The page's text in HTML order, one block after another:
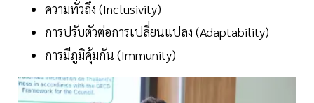
ความทั่วถึง (Inclusivity)
การปรับตัวต่อการเปลี่ยนแปลง (Adaptability)
การมีภูมิคุ้มกัน (Immunity)